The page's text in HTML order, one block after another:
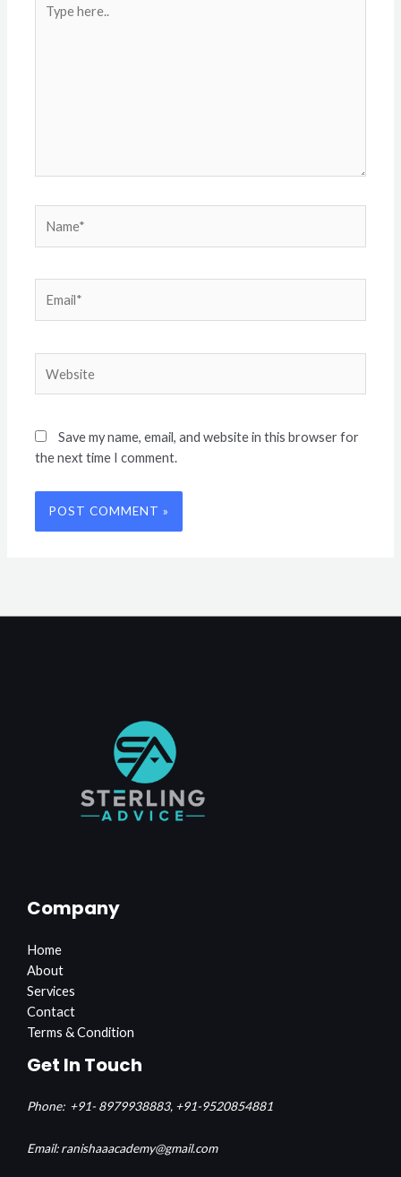
here..
Save my name, email, and website in this browser for
the next time I comment.
Company
Home
About
Services
Contact
Terms & Condition
Get In Touch
Phone: +91- 8979938883, +91-9520854881
Email: ranishaaacademy@gmail.com